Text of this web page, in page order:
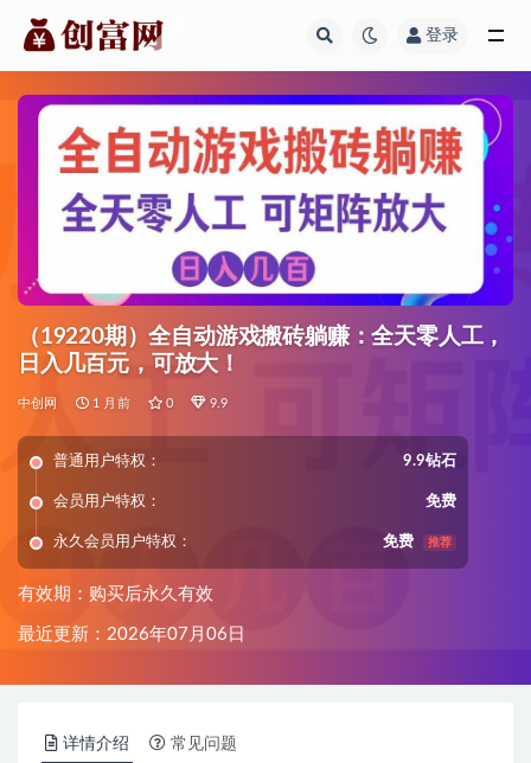
登录
（19220期）全自动游戏搬砖躺赚：全天零人工，
日入几百元，可放大！
中创网 1 月前 0 9.9
普通用户特权： 9.9钻石
会员用户特权： 免费
永久会员用户特权： 免费 推荐
有效期：购买后永久有效
最近更新：2026年07月06日
详情介绍 常见问题